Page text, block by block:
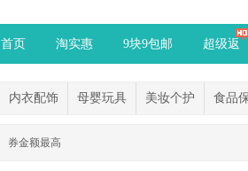
首页 淘实惠 9块9包邮 超级返
内衣配饰 母婴玩具 美妆个护 食品
券金额最高